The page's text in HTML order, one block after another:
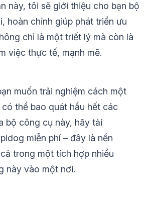
này, tôi sẽ giới thiệu cho bạn bộ
hoàn chỉnh giúp phát triển ưu
chỉ là một triết lý mà còn là
việc thực tế, mạnh mẽ.
muốn trải nghiệm cách một
thể bao quát hầu hết các
bộ công cụ này, hãy tải
miễn phí – đây là nền
trong một tích hợp nhiều
này vào một nơi.